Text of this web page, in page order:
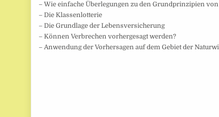
– Wie einfache Überlegungen zu den Grundprinzipien
– Die Klassenlotterie
– Die Grundlage der Lebens­versicherung
– Können Verbrechen vorhergesagt werden?
– Anwendung der Vorhersagen auf dem Gebiet der